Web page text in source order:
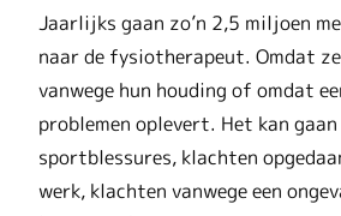
Jaarlijks gaan zo’n 2,5 miljoen
naar de fysiotherapeut. Omdat
vanwege hun houding of omdat
problemen oplevert. Het kan gaan
sportblessures, klachten
werk, klachten vanwege een